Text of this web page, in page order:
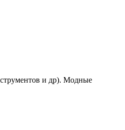
и др). Модные